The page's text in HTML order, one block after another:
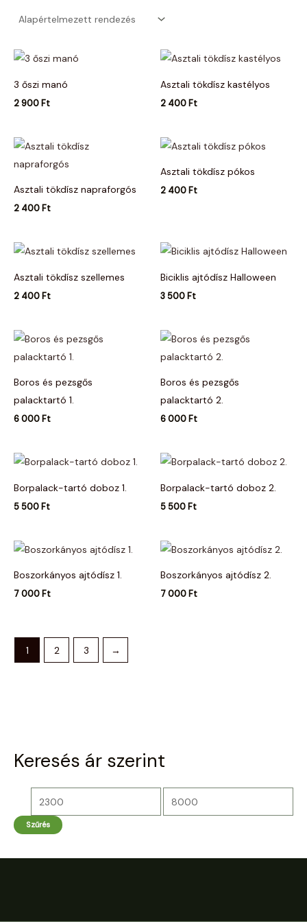
Keresés ár szerint
Szűrés
3 őszi manó
2 900 Ft
Asztali tökdísz kastélyos
2 400 Ft
Asztali tökdísz napraforgós
2 400 Ft
Asztali tökdísz pókos
2 400 Ft
Asztali tökdísz szellemes
2 400 Ft
Biciklis ajtódísz Halloween
3 500 Ft
Boros és pezsgős
palacktartó 1.
6 000 Ft
Boros és pezsgős
palacktartó 2.
6 000 Ft
Borpalack-tartó doboz 1.
5 500Ft
Borpalack-tartó doboz 2.
5 500Ft
Boszorkányos ajtódísz 1.
7 000 Ft
Boszorkányos ajtódísz 2.
7 000 Ft
1 2 3 →